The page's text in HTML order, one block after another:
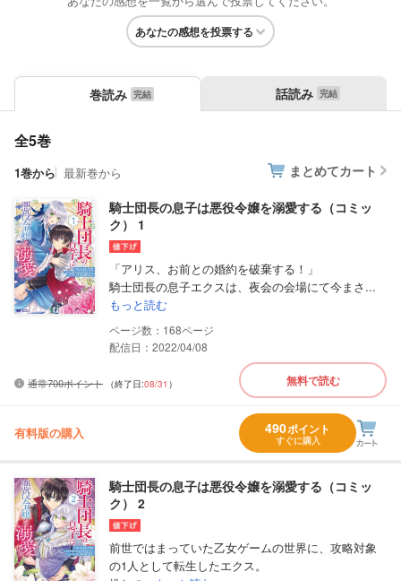
あなたの感想を投票する
巻読み 話読み
全5巻
1巻から 最新巻から まとめてカート
騎士団長の息子は悪役令嬢を溺愛する（コミッ
ク） 1
「アリス、お前との婚約を破棄する！」
騎士団長の息子エクスは、夜会の会場にて今まさ...
もっと読む
168
配信日：2022/04/08
通常700ポイント （終了日:08/31 ） 無料で読む
有料版の購入 490ポイント
すぐに購入
騎士団長の息子は悪役令嬢を溺愛する（コミッ
ク） 2
前世ではまっていた乙女ゲームの世界に、攻略対象
の1人として転生したエクス。